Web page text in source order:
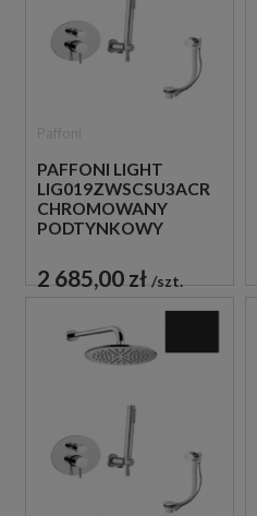
PAFFONI LIGHT
LIG019ZWSCSU3ACR
CHROMOWANY
PODTYNKOWY
PRYSZNICOWY Z
NAPEŁNIANIEM
PRZEZ PRZELEW
2 685,00 zł szt.